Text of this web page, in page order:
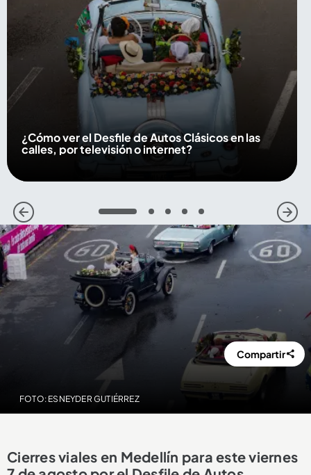
¿Cómo ver el Desfile de Autos Clásicos en las
calles, por televisión o internet?
1 2 3 4 5
FOTO: ESNEYDER GUTIÉRREZ
Compartir
Cierres viales en Medellín para este viernes